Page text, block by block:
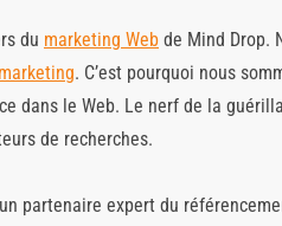
du marketing Web de Mind Drop.
. C’est pourquoi nous
dans le Web. Le nerf de la
de recherches.
partenaire expert du